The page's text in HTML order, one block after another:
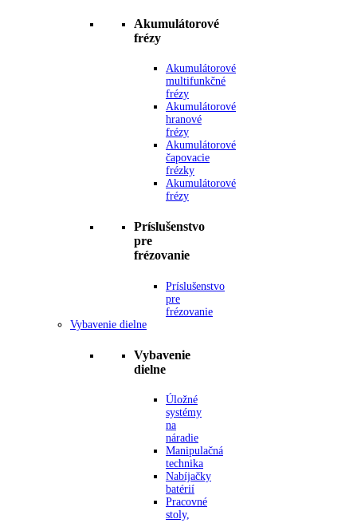
Akumulátorové
frézy
Akumulátorové
multifunkčné
frézy
Akumulátorové
hranové
frézy
Akumulátorové
čapovacie
frézky
Akumulátorové
frézy
Príslušenstvo
pre
frézovanie
Príslušenstvo
pre
frézovanie
Vybavenie dielne
Vybavenie
dielne
Úložné
systémy
na
náradie
Manipulačná
technika
Nabíjačky
batérií
Pracovné
stoly,